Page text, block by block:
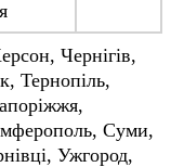
Чернігів,
Тернопіль,
Суми,
Ужгород,